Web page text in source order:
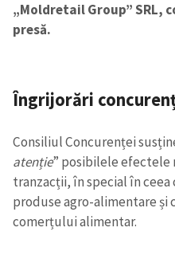
„Moldretail Group” SRL,
presă.
Îngrijorări
Consiliul Concurenței
atenție” posibilele efectele
tranzacții, în special în
produse agro-alimentare și
comerțului alimentar.